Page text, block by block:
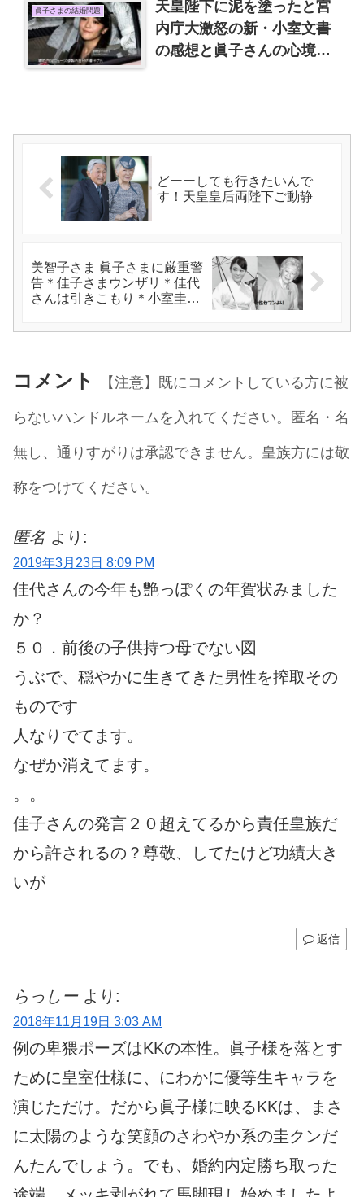
眞子さまの結婚問題
天皇陛下に泥を塗ったと宮
内庁大激怒の新・小室文書
の感想と眞子さんの心境
どーーしても行きたいんで
す！天皇皇后両陛下ご動静
美智子さま 眞子さまに厳重警
告＊佳子さまウンザリ＊佳代
さんは引きこもり＊小室圭は
コメント
【注意】既にコメントしている方に被
らないハンドルネームを入れてください。匿名・名
無し、通りすがりは承認できません。皇族方には敬
称をつけてください。
匿名 より:
2019年3月23日 8:09 PM
佳代さんの今年も艶っぽくの年賀状みました
か？
５０．前後の子供持つ母でない図
うぶで、穏やかに生きてきた男性を搾取その
ものです
人なりでてます。
なぜか消えてます。
。。
佳子さんの発言２０超えてるから責任皇族だ
から許されるの？尊敬、してたけど功績大き
いが
返信
らっしー より:
2018年11月19日 3:03 AM
例の卑猥ポーズはKKの本性。眞子様を落とす
ために皇室仕様に、にわかに優等生キャラを
演じただけ。だから眞子様に映るKKは、まさ
に太陽のような笑顔のさわやか系の圭クンだ
んたんでしょう。でも、婚約内定勝ち取った